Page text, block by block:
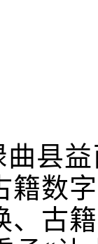
曲县
籍数
、古